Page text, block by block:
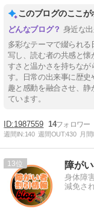
このブログのここが
身近な
多彩なテーマで綴られ
写し、読む者の共感と
すさと温かさを持ちなが
す。日常の出来事に歴
趣と感動を融合させ、
ています。
1987559 14
週間IN:140 週間OUT:430 月間
13 障が
身体障
減免さ